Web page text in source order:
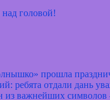
головой!
прошла
ребята отдали дань
важнейших